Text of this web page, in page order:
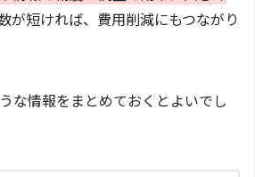
が短ければ、費用削減にもつながり
な情報をまとめておくとよいでし